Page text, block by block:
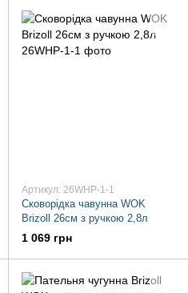
Артикул: 26WHP-1-1
Сковорідка чавунна WOK
Brizoll 26см з ручкою 2,8л
1 069 грн